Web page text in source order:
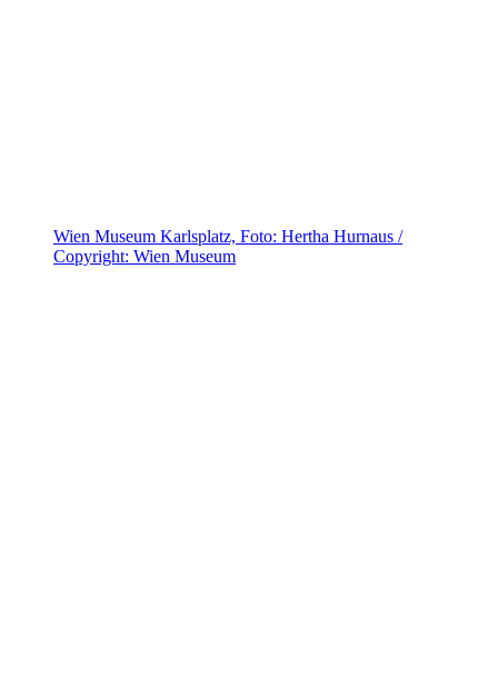
Wien Museum Karlsplatz, Foto: Hertha Hurnaus /
Copyright: Wien Museum